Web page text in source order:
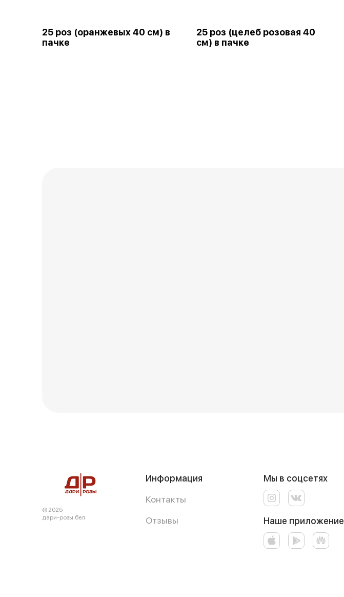
25 роз (оранжевых 40 см) в
пачке
25 роз (целеб розовая 40
см) в пачке
© 2025
дари-розы.бел
Информация
Контакты
Отзывы
Мы в соцсетях
Наше приложение